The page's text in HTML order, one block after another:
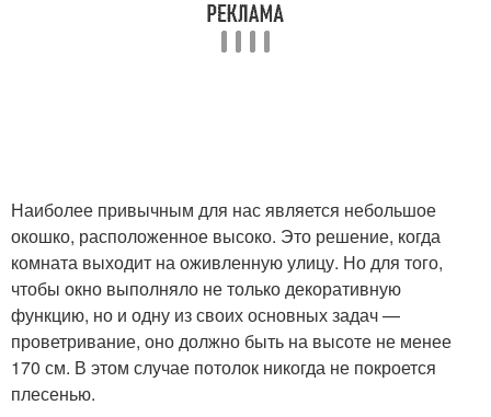
Санузел в частном доме
Санузлы в доме Туалет в частном доме
Небольшая комната
Комнаты в панельной
Наиболее привычным для нас является небольшое
окошко, расположенное высоко. Это решение, когда
комната выходит на оживленную улицу. Но для того,
чтобы окно выполняло не только декоративную
функцию, но и одну из своих основных задач —
проветривание, оно должно быть на высоте не менее
170 см. В этом случае потолок никогда не покроется
плесенью.